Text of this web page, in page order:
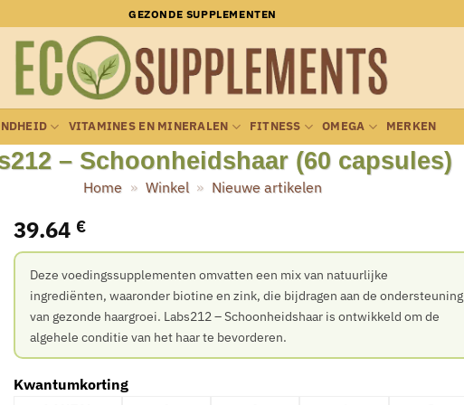
GEZONDE SUPPLEMENTEN
VITAMINES EN MINERALEN FITNESS OMEGA MERKEN
– Schoonheidshaar (60 capsules)
Home » Winkel » Nieuwe artikelen
39.64 €
Deze voedingssupplementen omvatten een mix van natuurlijke
ingrediënten, waaronder biotine en zink, die bijdragen aan de ondersteuning
van gezonde haargroei. Labs212 – Schoonheidshaar is ontwikkeld om de
algehele conditie van het haar te bevorderen.
Kwantumkorting